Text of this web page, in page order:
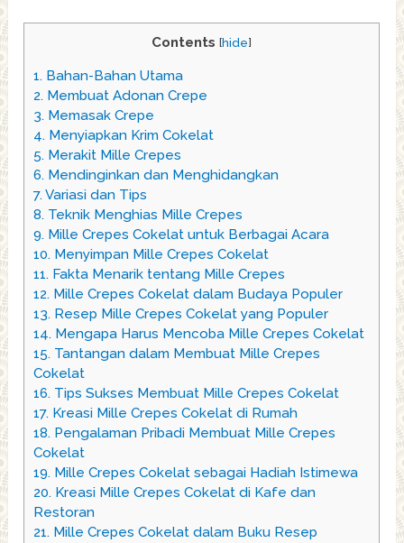
Contents [hide]
1. Bahan-Bahan Utama
2. Membuat Adonan Crepe
3. Memasak Crepe
4. Menyiapkan Krim Cokelat
5. Merakit Mille Crepes
6. Mendinginkan dan Menghidangkan
7.Variasi dan Tips
8. Teknik Menghias Mille Crepes
9. Mille Crepes Cokelat untuk Berbagai Acara
10. Menyimpan Mille Crepes Cokelat
11. Fakta Menarik tentang Mille Crepes
12. Mille Crepes Cokelat dalam Budaya Populer
13. Resep Mille Crepes Cokelat yang Populer
14. Mengapa Harus Mencoba Mille Crepes Cokelat
15. Tantangan dalam Membuat Mille Crepes
Cokelat
16. Tips Sukses Membuat Mille Crepes Cokelat
17. Kreasi Mille Crepes Cokelat di Rumah
18. Pengalaman Pribadi Membuat Mille Crepes
Cokelat
19. Mille Crepes Cokelat sebagai Hadiah Istimewa
20. Kreasi Mille Crepes Cokelat di Kafe dan
Restoran
21. Mille Crepes Cokelat dalam Buku Resep